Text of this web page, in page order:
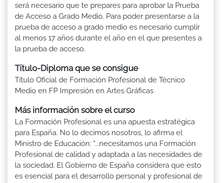
será necesario que te prepares para aprobar la Prueba
de Acceso a Grado Medio. Para poder presentarse a la
prueba de acceso a grado medio es necesario cumplir
al menos 17 años durante el año en el que presentes a
la prueba de acceso.
Título-Diploma que se consigue
Título Oficial de Formación Profesional de Técnico
Medio en FP Impresión en Artes Gráficas
Más información sobre el curso
La Formación Profesional es una apuesta estratégica
para España. No lo decimos nosotros, lo afirma el
Ministro de Educación: "...necesitamos una Formación
Profesional de calidad y adaptada a las necesidades de
la sociedad. El Gobierno de España considera que esto
es esencial para el desarrollo personal y profesional de